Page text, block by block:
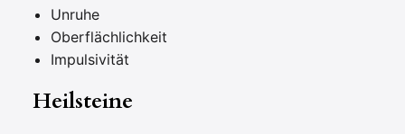
Unruhe
Oberflächlichkeit
Impulsivität
Heilsteine